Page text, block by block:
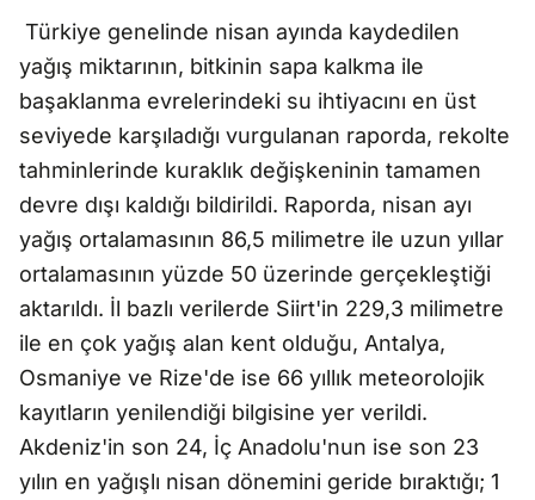
Türkiye genelinde nisan ayında kaydedilen
yağış miktarının, bitkinin sapa kalkma ile
başaklanma evrelerindeki su ihtiyacını en üst
seviyede karşıladığı vurgulanan raporda, rekolte
tahminlerinde kuraklık değişkeninin tamamen
devre dışı kaldığı bildirildi. Raporda, nisan ayı
yağış ortalamasının 86,5 milimetre ile uzun yıllar
ortalamasının yüzde 50 üzerinde gerçekleştiği
aktarıldı. İl bazlı verilerde Siirt'in 229,3 milimetre
ile en çok yağış alan kent olduğu, Antalya,
Osmaniye ve Rize'de ise 66 yıllık meteorolojik
kayıtların yenilendiği bilgisine yer verildi.
Akdeniz'in son 24, İç Anadolu'nun ise son 23
yılın en yağışlı nisan dönemini geride bıraktığı; 1